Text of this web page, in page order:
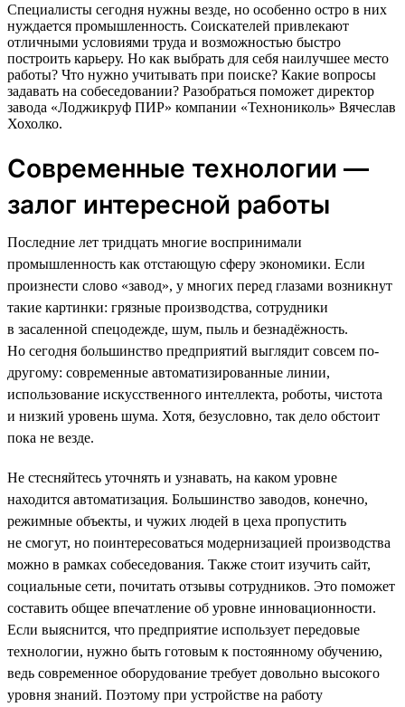
Специалисты сегодня нужны везде, но особенно остро в них
нуждается промышленность. Соискателей привлекают
отличными условиями труда и возможностью быстро
построить карьеру. Но как выбрать для себя наилучшее место
работы? Что нужно учитывать при поиске? Какие вопросы
задавать на собеседовании? Разобраться поможет директор
завода «Лоджикруф ПИР» компании «Технониколь» Вячеслав
Хохолко.
Современные технологии —
залог интересной работы
Последние лет тридцать многие воспринимали
промышленность как отстающую сферу экономики. Если
произнести слово «завод», у многих перед глазами возникнут
такие картинки: грязные производства, сотрудники
в засаленной спецодежде, шум, пыль и безнадёжность.
Но сегодня большинство предприятий выглядит совсем по-
другому: современные автоматизированные линии,
использование искусственного интеллекта, роботы, чистота
и низкий уровень шума. Хотя, безусловно, так дело обстоит
пока не везде.
Не стесняйтесь уточнять и узнавать, на каком уровне
находится автоматизация. Большинство заводов, конечно,
режимные объекты, и чужих людей в цеха пропустить
не смогут, но поинтересоваться модернизацией производства
можно в рамках собеседования. Также стоит изучить сайт,
социальные сети, почитать отзывы сотрудников. Это поможет
составить общее впечатление об уровне инновационности.
Если выяснится, что предприятие использует передовые
технологии, нужно быть готовым к постоянному обучению,
ведь современное оборудование требует довольно высокого
уровня знаний. Поэтому при устройстве на работу